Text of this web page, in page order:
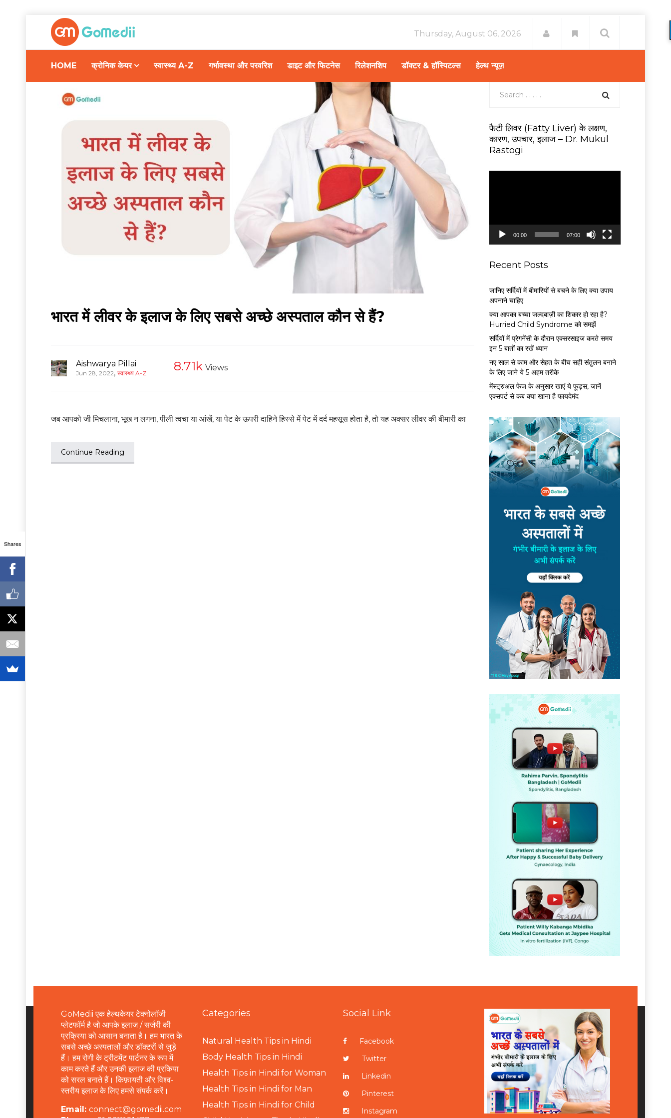
Thursday, August 06, 2026
HOME क्रोनिक केयर स्वास्थ्य A-Z गर्भावस्था और परवरिश डाइट और फिटनेस रिलेशनशिप डॉक्टर & हॉस्पिटल्स हेल्थ न्यूज़
भारत में लीवर के इलाज के लिए सबसे अच्छे अस्पताल कौन से हैं?
Aishwarya Pillai
Jun 28, 2022, स्वास्थ्य A-Z 8.71k Views
जब आपको जी मिचलाना, भूख न लगना, पीली त्वचा या आंखें, या पेट के ऊपरी दाहिने हिस्से में पेट में दर्द महसूस होता है, तो यह अक्सर लीवर की बीमारी का
Continue Reading
फैटी लिवर (Fatty Liver) के लक्षण,
कारण, उपचार, इलाज – Dr. Mukul
Rastogi
y
00:00 07:00
Recent Posts
जानिए सर्दियों में बीमारियों से बचने के लिए क्या उपाय
अपनाने चाहिए
क्या आपका बच्चा जल्दबाज़ी का शिकार हो रहा है?
Hurried Child Syndrome को समझें
सर्द‍ियों में प्रेगनेंसी के दौरान एक्सरसाइज करते समय
इन 5 बातों का रखें ध्यान
नए साल से काम और सेहत के बीच सही संतुलन बनाने
के लिए जाने ये 5 अहम तरीके
मेंस्ट्रुअल फेज के अनुसार खाएं ये फूड्स, जानें
एक्सपर्ट से कब क्या खाना है फायदेमंद
GoMedii एक हेल्थकेयर टेक्नोलॉजी
प्लेटफॉर्म है जो आपके इलाज / सर्जरी की
प्रक्रिया को आसान बनाता है। हम भारत के
सबसे अच्छे अस्पतालों और डॉक्टरों से जुड़े
हैं। हम रोगी के ट्रीटमेंट पार्टनर के रूप में
काम करते हैं और उनकी इलाज की प्रकिया
को सरल बनाते हैं। किफ़ायती और विश्व-
स्तरीय इलाज के लिए हमसे संपर्क करें।
Email: connect@gomedii.com
Categories
Natural Health Tips in Hindi
Body Health Tips in Hindi
Health Tips in Hindi for Woman
Health Tips in Hindi for Man
Health Tips in Hindi for Child
Social Link
Facebook
Twitter
Linkedin
Pinterest
Instagram
Shares